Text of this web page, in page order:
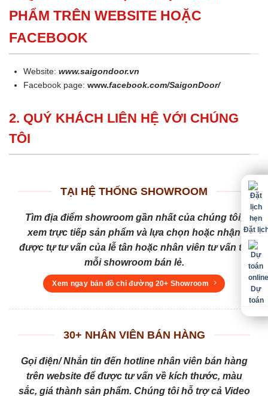
PHẨM TRÊN WEBSITE HOẶC
FACEBOOK
Website:www.saigondoor.vn
Facebook page:www.facebook.com/SaigonDoor/
2. QUÝ KHÁCH LIÊN HỆ VỚI CHÚNG
TÔI
TẠI HỆ THỐNG SHOWROOM
Tìm địa điểm showroom gần nhất của chúng tôi,
xem trực tiếp sản phẩm và lựa chọn hoặc nhận
được tự tư vấn của lễ tân hoặc nhân viên tư vấn tại
mỗi showroom bán lẻ.
Xem ngay bản đồ chỉ đường 20+ Showroom
30+ NHÂN VIÊN BÁN HÀNG
Gọi điện/ Nhắn tin đến hotline nhân viên bán hàng
trên website để được tư vấn về kích thước, màu
sắc, giá thành sản phẩm. Chúng tôi hỗ trợ cả Video
Đặt
Dự
toán